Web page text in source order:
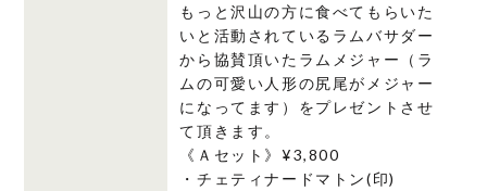
もっと沢山の方に食べてもらいた
いと活動されているラムバサダー
から協賛頂いたラムメジャー（ラ
ムの可愛い人形の尻尾がメジャー
になってます）をプレゼントさせ
て頂きます。
《Ａセット》¥3,800
・チェティナードマトン(印)